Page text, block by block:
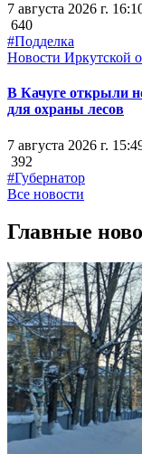
7 августа 2026 г.
640
#Подделка
Новости Иркутской
В Качуге открыли
для охраны лесов
7 августа 2026 г.
392
#Губернатор
Все новости
Главные